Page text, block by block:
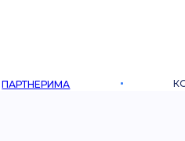
ПАРТНЕРИМА